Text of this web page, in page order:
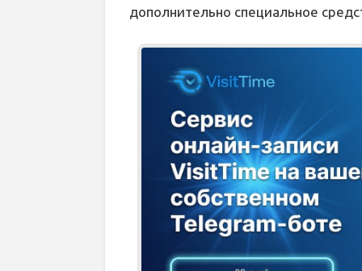
дополнительно специальное